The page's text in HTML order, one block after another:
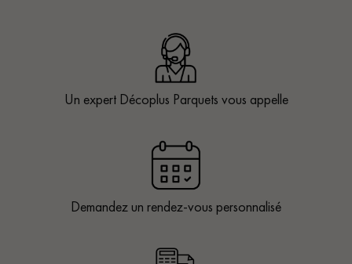
Un expert Décoplus Parquets vous appelle
Demandez un rendez-vous personnalisé